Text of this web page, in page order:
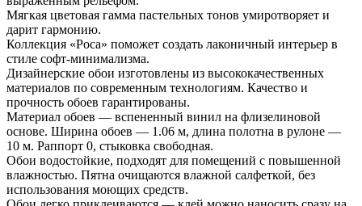
Мягкая цветовая гамма пастельных тонов умиротворяет и
дарит гармонию.
Коллекция «Роса» поможет создать лаконичный интерьер в
стиле софт-минимализма.
Дизайнерские обои изготовлены из высококачественных
материалов по современным технологиям. Качество и
прочность обоев гарантированы.
Материал обоев — вспененный винил на флизелиновой
основе. Ширина обоев — 1.06 м, длина полотна в рулоне —
10 м. Раппорт 0, стыковка свободная.
Обои водостойкие, подходят для помещений с повышенной
влажностью. Пятна очищаются влажной салфеткой, без
использования моющих средств.